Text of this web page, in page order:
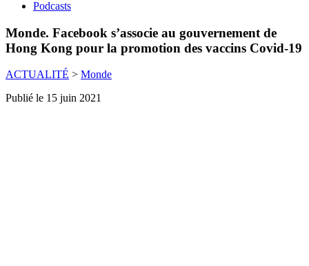
Podcasts
Monde. Facebook s’associe au gouvernement de
Hong Kong pour la promotion des vaccins Covid-19
ACTUALITÉ > Monde
Publié le 15 juin 2021